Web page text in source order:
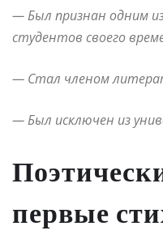
— Был признан одним
студентов своего
— Стал членом
— Был исключен из
первые